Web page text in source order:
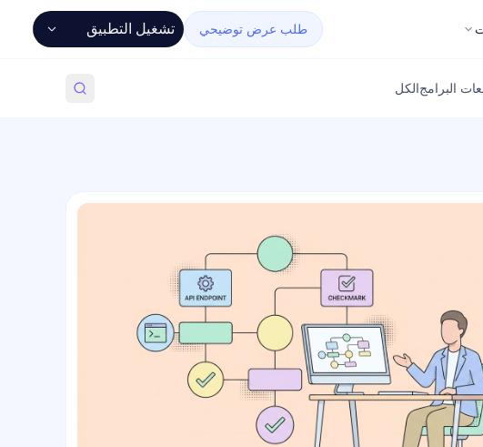
طلب عرض توضيحي تشغيل التطبيق
البرامجالكل